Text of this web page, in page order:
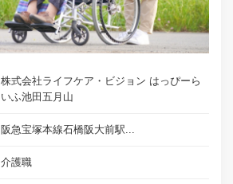
株式会社ライフケア・ビジョン はっぴーら
いふ池田五月山
阪急宝塚本線石橋阪大前駅...
介護職